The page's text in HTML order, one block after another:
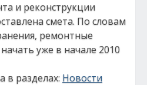
и реконструкции
смета. По словам
ремонтные
уже в начале 2010
в разделах: Новости